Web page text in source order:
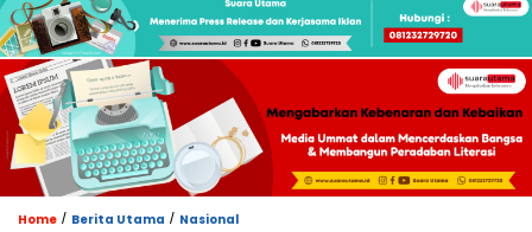
Home / Berita Utama / Nasional